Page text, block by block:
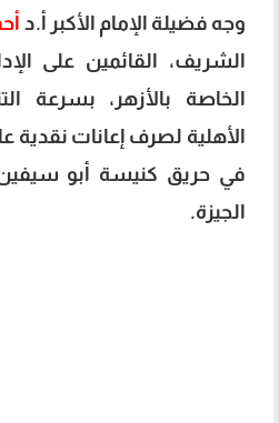
وجه فضيلة الإمام الأكبر أ.د
الشريف، القائمين على
الخاصة بالأزهر، بسرعة
الأهلية لصرف إعانات نقدية
في حريق كنيسة أبو
الجيزة.